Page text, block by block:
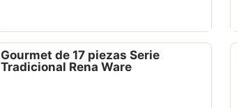
Gourmet de 17 piezas Serie
Tradicional Rena Ware